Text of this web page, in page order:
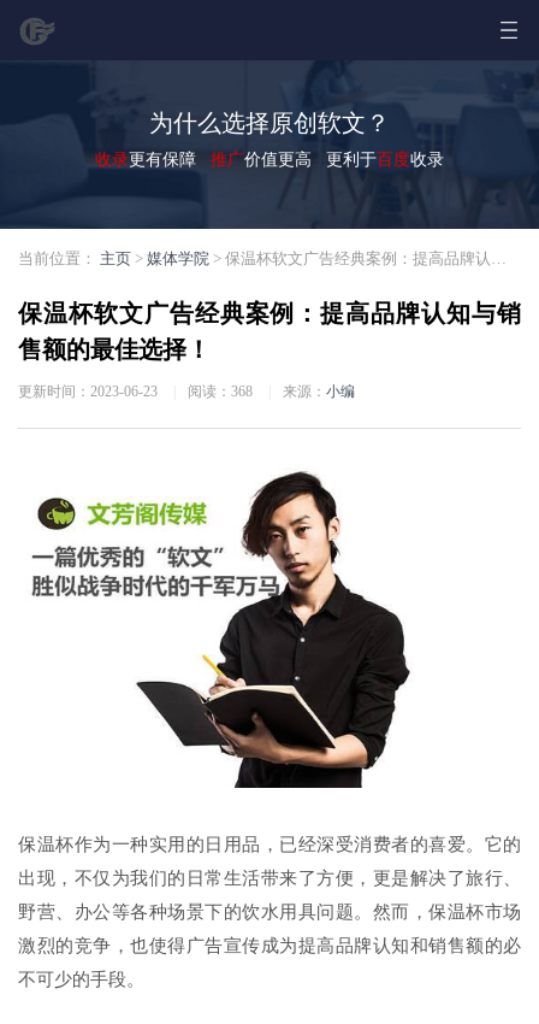
为什么选择原创软文？
收录更有保障 推广价值更高 更利于百度收录
当前位置： 主页 > 媒体学院 > 保温杯软文广告经典案例：提高品牌认知与销售额的最佳选择！
保温杯软文广告经典案例：提高品牌认知与销
售额的最佳选择！
更新时间：2023-06-23 阅读： 368 来源： 小编
保温杯作为一种实用的日用品，已经深受消费者的喜爱。它的
出现，不仅为我们的日常生活带来了方便，更是解决了旅行、
野营、办公等各种场景下的饮水用具问题。然而，保温杯市场
激烈的竞争，也使得广告宣传成为提高品牌认知和销售额的必
不可少的手段。